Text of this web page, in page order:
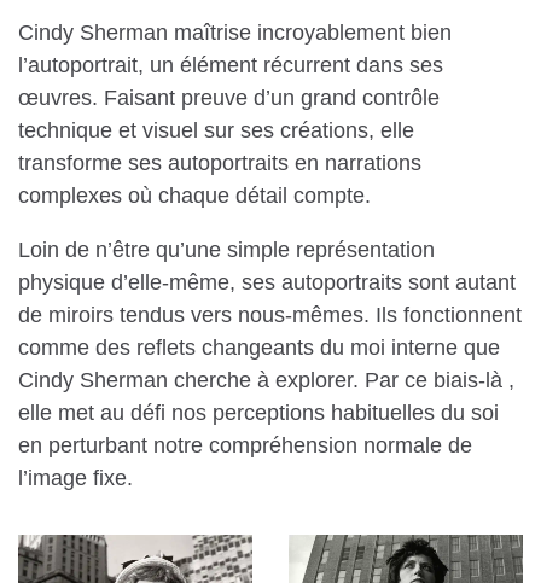
Cindy Sherman maîtrise incroyablement bien
l’autoportrait, un élément récurrent dans ses
œuvres. Faisant preuve d’un grand contrôle
technique et visuel sur ses créations, elle
transforme ses autoportraits en narrations
complexes où chaque détail compte.
Loin de n’être qu’une simple représentation
physique d’elle-même, ses autoportraits sont autant
de miroirs tendus vers nous-mêmes. Ils fonctionnent
comme des reflets changeants du moi interne que
Cindy Sherman cherche à explorer. Par ce biais-là ,
elle met au défi nos perceptions habituelles du soi
en perturbant notre compréhension normale de
l’image fixe.